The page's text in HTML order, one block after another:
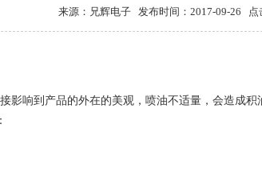
来源：兄辉电子 发布时间：2017-09-26 点
影响到产品的外在的美观，喷油不适量，会造成